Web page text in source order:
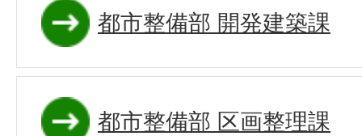
都市整備部 開発建築課
都市整備部 区画整理課